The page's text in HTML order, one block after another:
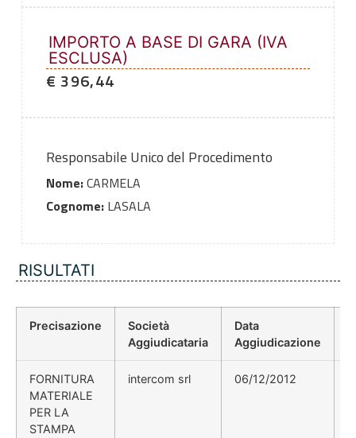
IMPORTO A BASE DI GARA (IVA
ESCLUSA)
€ 396,44
Responsabile Unico del Procedimento
Nome:CARMELA
Cognome:LASALA
RISULTATI
Precisazione
Società
Aggiudicataria
Data
Aggiudicazione
FORNITURA
MATERIALE
PER LA
STAMPA
intercom srl 06/12/2012